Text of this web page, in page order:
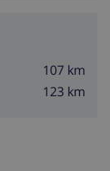
107 km
123 km